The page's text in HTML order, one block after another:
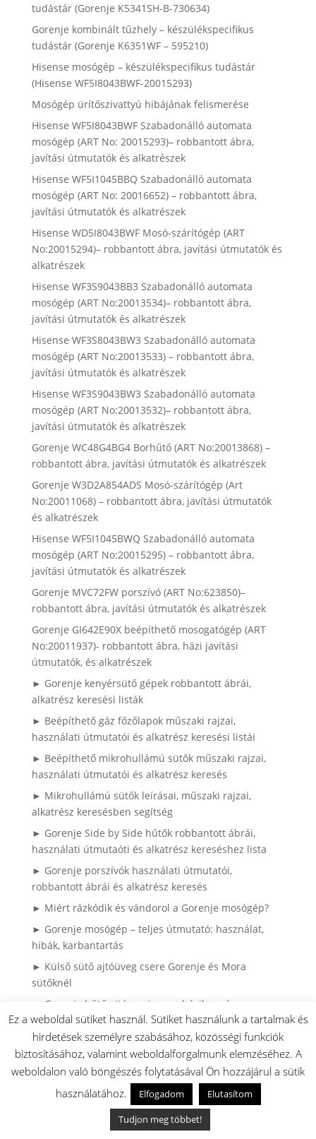
tudástár (Gorenje K5341SH-B-730634)
Gorenje kombinált tűzhely – készülékspecifikus
tudástár (Gorenje K6351WF – 595210)
Hisense mosógép – készülékspecifikus tudástár
(Hisense WF5I8043BWF-20015293)
Mosógép ürítőszivattyú hibájának felismerése
Hisense WF5I8043BWF Szabadonálló automata
mosógép (ART No: 20015293)– robbantott ábra,
javítási útmutatók és alkatrészek
Hisense WF5I1045BBQ Szabadonálló automata
mosógép (ART No: 20016652) – robbantott ábra,
javítási útmutatók és alkatrészek
Hisense WD5I8043BWF Mosó-szárítógép (ART
No:20015294)– robbantott ábra, javítási útmutatók és
alkatrészek
Hisense WF3S9043BB3 Szabadonálló automata
mosógép (ART No:20013534)– robbantott ábra,
javítási útmutatók és alkatrészek
Hisense WF3S8043BW3 Szabadonálló automata
mosógép (ART No:20013533) – robbantott ábra,
javítási útmutatók és alkatrészek
Hisense WF3S9043BW3 Szabadonálló automata
mosógép (ART No:20013532)– robbantott ábra,
javítási útmutatók és alkatrészek
Gorenje WC48G4BG4 Borhűtő (ART No:20013868) –
robbantott ábra, javítási útmutatók és alkatrészek
Gorenje W3D2A854ADS Mosó-szárítógép (Art
No:20011068) – robbantott ábra, javítási útmutatók
és alkatrészek
Hisense WF5I1045BWQ Szabadonálló automata
mosógép (ART No:20015295) – robbantott ábra,
javítási útmutatók és alkatrészek
Gorenje MVC72FW porszívó (ART No:623850)–
robbantott ábra, javítási útmutatók és alkatrészek
Gorenje GI642E90X beépíthető mosogatógép (ART
No:20011937)- robbantott ábra, házi javítási
útmutatók, és alkatrészek
► Gorenje kenyérsütő gépek robbantott ábrái,
alkatrész keresési listák
► Beépíthető gáz főzőlapok műszaki rajzai,
használati útmutatói és alkatrész keresési listái
► Beépíthető mikrohullámú sütők műszaki rajzai,
használati útmutatói és alkatrész keresés
► Mikrohullámú sütők leírásai, műszaki rajzai,
alkatrész keresésben segítség
► Gorenje Side by Side hűtők robbantott ábrái,
használati útmutaóti és alkatrész kereséshez lista
► Gorenje porszívók használati útmutatói,
robbantott ábrái és alkatrész keresés
► Miért rázkódik és vándorol a Gorenje mosógép?
► Gorenje mosógép – teljes útmutató: használat,
hibák, karbantartás
► Külső sütő ajtóüveg csere Gorenje és Mora
sütőknél
► Gorenje hűtő ajtógumi csere házilag – így
spórolhatsz tízezreket szerviz nélkül (Könnyen
cserélhető (hornyos) kivitel)
► Gyakran Ismételt Kérdések (GYIK)
► Ragyogó Gázfőzőlap, Karcok Nélkül? – A Profi
Tisztítás Első Lépései
► HISENSE / GORENJE klíma robbantott ábrák
Ez a weboldal sütiket használ. Sütiket használunk a tartalmak és
hirdetések személyre szabásához, közösségi funkciók
biztosításához, valamint weboldalforgalmunk elemzéséhez. A
weboldalon való böngészés folytatásával Ön hozzájárul a sütik
használatához.
Elfogadom
Elutasítom
Tudjon meg többet!